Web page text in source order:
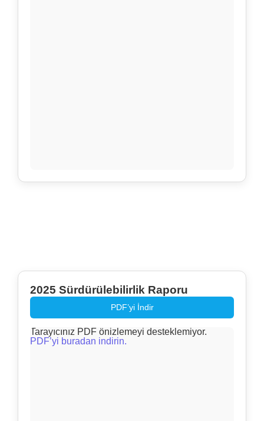
2025 Sürdürülebilirlik Raporu
PDF’yi İndir
Tarayıcınız PDF önizlemeyi desteklemiyor.
PDF’yi buradan indirin.